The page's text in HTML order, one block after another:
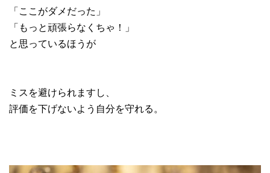
「ここがダメだった」
「もっと頑張らなくちゃ！」
と思っているほうが
ミスを避けられますし、
評価を下げないよう自分を守れる。